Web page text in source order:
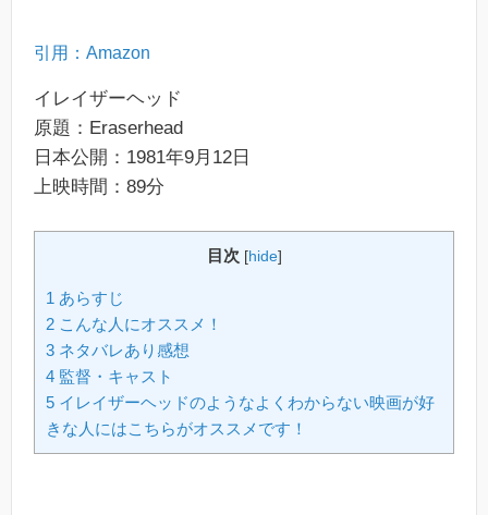
引用：Amazon
イレイザーヘッド
原題：Eraserhead
日本公開：1981年9月12日
上映時間：89分
目次 [hide]
1 あらすじ
2 こんな人にオススメ！
3 ネタバレあり感想
4 監督・キャスト
5 イレイザーヘッドのようなよくわからない映画が好
きな人にはこちらがオススメです！